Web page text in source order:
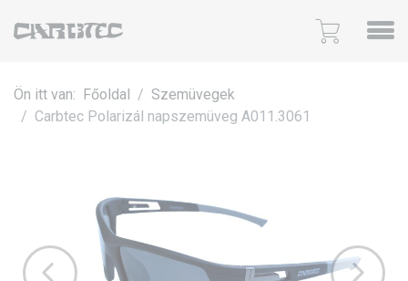
Ön itt van: Főoldal
Szemüvegek
Carbtec Polarizál napszemüveg A011.3061